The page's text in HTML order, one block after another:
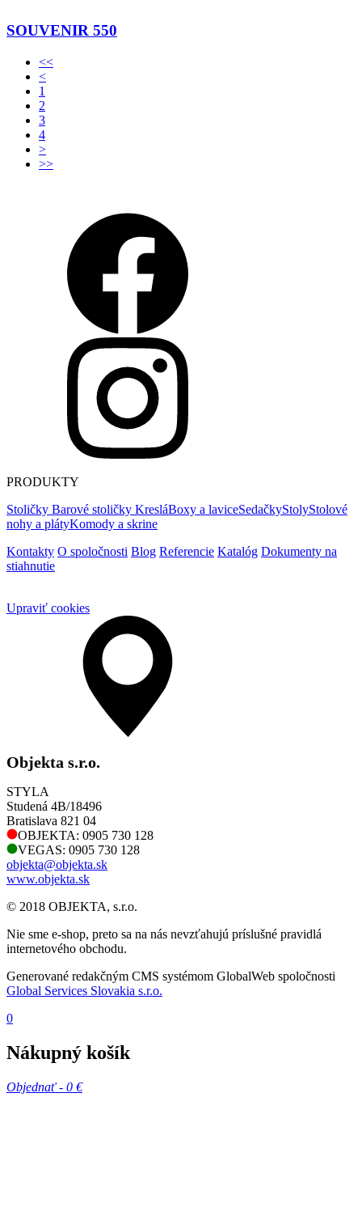
SOUVENIR 550
<<
<
1
2
3
4
>
>>
PRODUKTY
Stoličky Barové stoličky KresláBoxy a laviceSedačkyStolyStolové
nohy a plátyKomody a skrine
Kontakty O spoločnosti Blog Referencie Katalóg Dokumenty na
stiahnutie
Upraviť cookies
Objekta s.r.o.
STYLA
Studená 4B/18496
Bratislava 821 04
OBJEKTA: 0905 730 128
VEGAS: 0905 730 128
objekta@objekta.sk
www.objekta.sk
© 2018 OBJEKTA, s.r.o.
Nie sme e-shop, preto sa na nás nevzťahujú príslušné pravidlá
internetového obchodu.
Generované redakčným CMS systémom GlobalWeb spoločnosti
Global Services Slovakia s.r.o.
0
Nákupný košík
Objednať - 0 €